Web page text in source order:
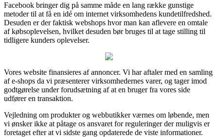
Facebook bringer dig på samme måde en lang række gunstige
metoder til at få en idé om internet virksomhedens kundetilfredshed.
Desuden er der faktisk webshops hvor man kan aflevere en omtale
af købsoplevelsen, hvilket desuden bør bruges til at tage stilling til
tidligere kunders oplevelser.
Vores website finansieres af annoncer. Vi har aftaler med en samling
af e-shops da vi præsenterer virksomhedernes varer, og tager imod
godtgørelse under forudsætning af at en bruger fra vores side
udfører en transaktion.
Vejledning om produkter og webbutikker værnes om løbende, men
vi ønsker ikke at påtage os ansvaret for reguleringer der muligvis er
foretaget efter at vi sidste gang opdaterede de viste informationer.